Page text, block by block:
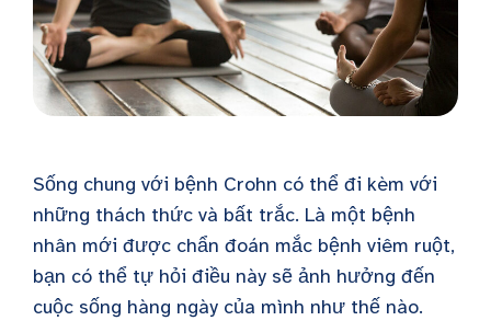
Sống chung với bệnh Crohn có thể đi kèm với
những thách thức và bất trắc. Là một bệnh
nhân mới được chẩn đoán mắc bệnh viêm ruột,
bạn có thể tự hỏi điều này sẽ ảnh hưởng đến
cuộc sống hàng ngày của mình như thế nào.